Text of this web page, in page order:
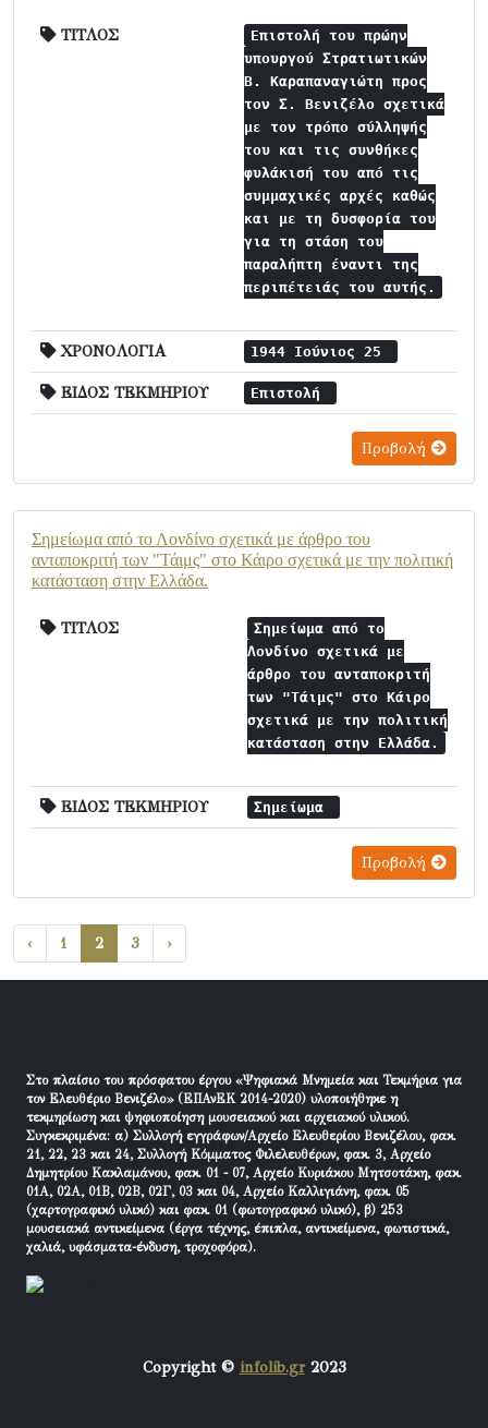
ΤΙΤΛΟΣ
Επιστολή του πρώην
υπουργού Στρατιωτικών
Β. Καραπαναγιώτη προς
τον Σ. Βενιζέλο σχετικά
με τον τρόπο σύλληψής
του και τις συνθήκες
φυλάκισή του από τις
συμμαχικές αρχές καθώς
και με τη δυσφορία του
για τη στάση του
παραλήπτη έναντι της
περιπέτειάς του αυτής.
ΧΡΟΝΟΛΟΓΙΑ 1944 Ιούνιος 25
ΕΙΔΟΣ ΤΕΚΜΗΡΙΟΥ Επιστολή
Προβολή
Σημείωμα από το Λονδίνο σχετικά με άρθρο του
ανταποκριτή των "Τάιμς" στο Κάιρο σχετικά με την πολιτική
κατάσταση στην Ελλάδα.
ΤΙΤΛΟΣ
Σημείωμα από το
Λονδίνο σχετικά με
άρθρο του ανταποκριτή
των "Τάιμς" στο Κάιρο
σχετικά με την πολιτική
κατάσταση στην Ελλάδα.
ΕΙΔΟΣ ΤΕΚΜΗΡΙΟΥ Σημείωμα
Προβολή
‹ 1 2 3 ›
Στο πλαίσιο του πρόσφατου έργου «Ψηφιακά Μνημεία και Τεκμήρια για
τον Ελευθέριο Βενιζέλο» (ΕΠΑνΕΚ 2014-2020) υλοποιήθηκε η
τεκμηρίωση και ψηφιοποίηση μουσειακού και αρχειακού υλικού.
Συγκεκριμένα: α) Συλλογή εγγράφων/Αρχείο Ελευθερίου Βενιζέλου, φακ.
21, 22, 23 και 24, Συλλογή Κόμματος Φιλελευθέρων, φακ. 3, Αρχείο
Δημητρίου Κακλαμάνου, φακ. 01 - 07, Αρχείο Κυριάκου Μητσοτάκη, φακ.
01Α, 02Α, 01Β, 02Β, 02Γ, 03 και 04, Αρχείο Καλλιγιάνη, φακ. 05
(χαρτογραφικό υλικό) και φακ. 01 (φωτογραφικό υλικό), β) 253
μουσειακά αντικείμενα (έργα τέχνης, έπιπλα, αντικείμενα, φωτιστικά,
χαλιά, υφάσματα-ένδυση, τροχοφόρα).
Copyright © infolib.gr2023